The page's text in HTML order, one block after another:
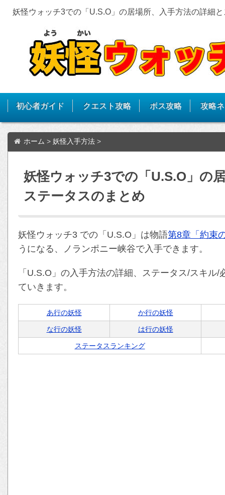
妖怪ウォッチ3での「U.S.O」の居場所、入手方法の詳細
初心者ガイド クエスト攻略 ボス攻略 攻略
ホーム > 妖怪入手方法 >
妖怪ウォッチ3での「U.S.O」の
ステータスのまとめ
妖怪ウォッチ3 での「U.S.O」は物語第8章「約束
うになる、ノランポニー峡谷で入手できます。
「U.S.O」の入手方法の詳細、ステータス/スキル
ていきます。
あ行の妖怪 か行の妖怪
な行の妖怪 は行の妖怪
ステータスランキング